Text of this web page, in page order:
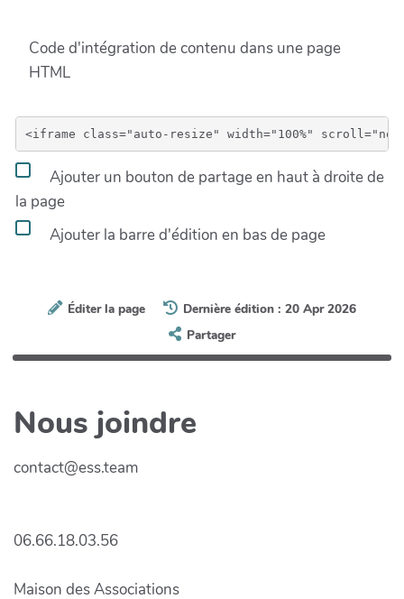
Code d'intégration de contenu dans une page
HTML
Ajouter un bouton de partage en haut à droite de
la page
Ajouter la barre d'édition en bas de page
Éditer la page
Dernière édition : 20 Apr 2026
Partager
Nous joindre
contact@ess.team
06.66.18.03.56
Maison des Associations